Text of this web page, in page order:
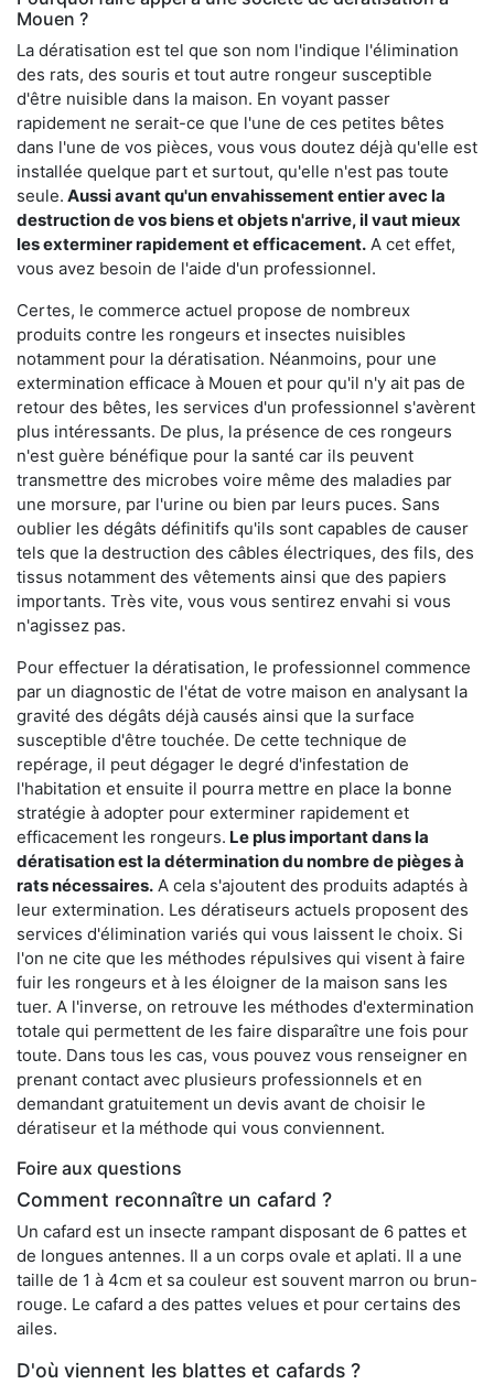
Mouen ?
La dératisation est tel que son nom l'indique l'élimination
des rats, des souris et tout autre rongeur susceptible
d'être nuisible dans la maison. En voyant passer
rapidement ne serait-ce que l'une de ces petites bêtes
dans l'une de vos pièces, vous vous doutez déjà qu'elle est
installée quelque part et surtout, qu'elle n'est pas toute
seule. Aussi avant qu'un envahissement entier avec la
destruction de vos biens et objets n'arrive, il vaut mieux
les exterminer rapidement et efficacement. A cet effet,
vous avez besoin de l'aide d'un professionnel.
Certes, le commerce actuel propose de nombreux
produits contre les rongeurs et insectes nuisibles
notamment pour la dératisation. Néanmoins, pour une
extermination efficace à Mouen et pour qu'il n'y ait pas de
retour des bêtes, les services d'un professionnel s'avèrent
plus intéressants. De plus, la présence de ces rongeurs
n'est guère bénéfique pour la santé car ils peuvent
transmettre des microbes voire même des maladies par
une morsure, par l'urine ou bien par leurs puces. Sans
oublier les dégâts définitifs qu'ils sont capables de causer
tels que la destruction des câbles électriques, des fils, des
tissus notamment des vêtements ainsi que des papiers
importants. Très vite, vous vous sentirez envahi si vous
n'agissez pas.
Pour effectuer la dératisation, le professionnel commence
par un diagnostic de l'état de votre maison en analysant la
gravité des dégâts déjà causés ainsi que la surface
susceptible d'être touchée. De cette technique de
repérage, il peut dégager le degré d'infestation de
l'habitation et ensuite il pourra mettre en place la bonne
stratégie à adopter pour exterminer rapidement et
efficacement les rongeurs. Le plus important dans la
dératisation est la détermination du nombre de pièges à
rats nécessaires. A cela s'ajoutent des produits adaptés à
leur extermination. Les dératiseurs actuels proposent des
services d'élimination variés qui vous laissent le choix. Si
l'on ne cite que les méthodes répulsives qui visent à faire
fuir les rongeurs et à les éloigner de la maison sans les
tuer. A l'inverse, on retrouve les méthodes d'extermination
totale qui permettent de les faire disparaître une fois pour
toute. Dans tous les cas, vous pouvez vous renseigner en
prenant contact avec plusieurs professionnels et en
demandant gratuitement un devis avant de choisir le
dératiseur et la méthode qui vous conviennent.
Foire aux questions
Comment reconnaître un cafard ?
Un cafard est un insecte rampant disposant de 6 pattes et
de longues antennes. Il a un corps ovale et aplati. Il a une
taille de 1 à 4cm et sa couleur est souvent marron ou brun-
rouge. Le cafard a des pattes velues et pour certains des
ailes.
D'où viennent les blattes et cafards ?